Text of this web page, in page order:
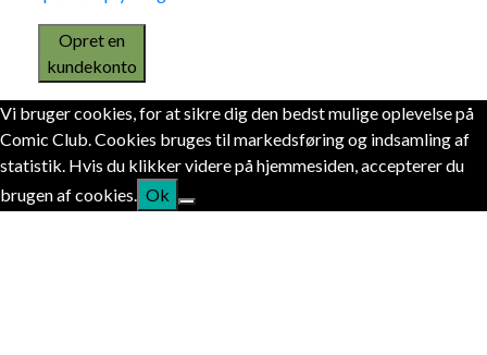
Opret en
kundekonto
Vi bruger cookies, for at sikre dig den bedst mulige oplevelse på
Comic Club. Cookies bruges til markedsføring og indsamling af
statistik. Hvis du klikker videre på hjemmesiden, accepterer du
brugen af cookies. Ok